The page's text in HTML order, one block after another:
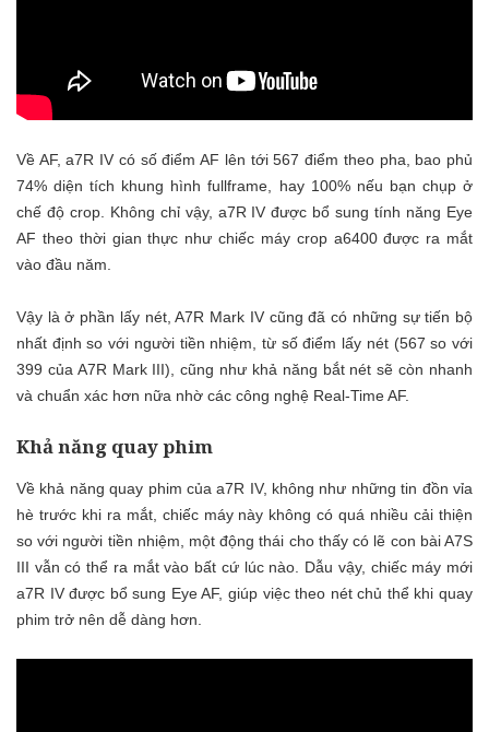
Về AF, a7R IV có số điểm AF lên tới 567 điểm theo pha, bao phủ
74% diện tích khung hình fullframe, hay 100% nếu bạn chụp ở
chế độ crop. Không chỉ vậy, a7R IV được bổ sung tính năng Eye
AF theo thời gian thực như chiếc máy crop a6400 được ra mắt
vào đầu năm.
Vậy là ở phần lấy nét, A7R Mark IV cũng đã có những sự tiến bộ
nhất định so với người tiền nhiệm, từ số điểm lấy nét (567 so với
399 của A7R Mark III), cũng như khả năng bắt nét sẽ còn nhanh
và chuẩn xác hơn nữa nhờ các công nghệ Real-Time AF.
Khả năng quay phim
Về khả năng quay phim của a7R IV, không như những tin đồn vỉa
hè trước khi ra mắt, chiếc máy này không có quá nhiều cải thiện
so với người tiền nhiệm, một động thái cho thấy có lẽ con bài A7S
III vẫn có thể ra mắt vào bất cứ lúc nào. Dẫu vậy, chiếc máy mới
a7R IV được bổ sung Eye AF, giúp việc theo nét chủ thể khi quay
phim trở nên dễ dàng hơn.